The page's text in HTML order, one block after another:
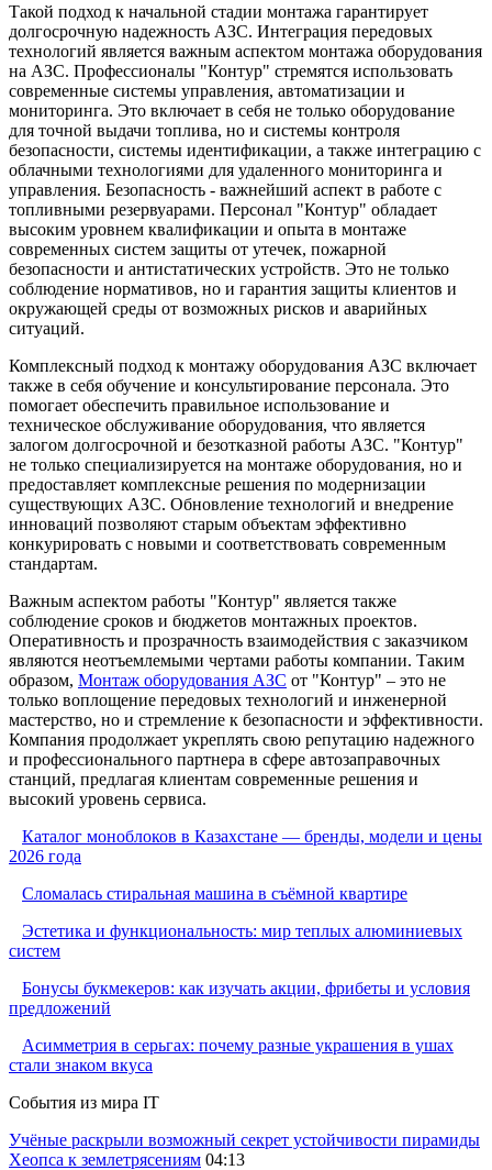
Такой подход к начальной стадии монтажа гарантирует
долгосрочную надежность АЗС. Интеграция передовых
технологий является важным аспектом монтажа оборудования
на АЗС. Профессионалы "Контур" стремятся использовать
современные системы управления, автоматизации и
мониторинга. Это включает в себя не только оборудование
для точной выдачи топлива, но и системы контроля
безопасности, системы идентификации, а также интеграцию с
облачными технологиями для удаленного мониторинга и
управления. Безопасность - важнейший аспект в работе с
топливными резервуарами. Персонал "Контур" обладает
высоким уровнем квалификации и опыта в монтаже
современных систем защиты от утечек, пожарной
безопасности и антистатических устройств. Это не только
соблюдение нормативов, но и гарантия защиты клиентов и
окружающей среды от возможных рисков и аварийных
ситуаций.
Комплексный подход к монтажу оборудования АЗС включает
также в себя обучение и консультирование персонала. Это
помогает обеспечить правильное использование и
техническое обслуживание оборудования, что является
залогом долгосрочной и безотказной работы АЗС. "Контур"
не только специализируется на монтаже оборудования, но и
предоставляет комплексные решения по модернизации
существующих АЗС. Обновление технологий и внедрение
инноваций позволяют старым объектам эффективно
конкурировать с новыми и соответствовать современным
стандартам.
Важным аспектом работы "Контур" является также
соблюдение сроков и бюджетов монтажных проектов.
Оперативность и прозрачность взаимодействия с заказчиком
являются неотъемлемыми чертами работы компании. Таким
образом, Монтаж оборудования АЗС от "Контур" – это не
только воплощение передовых технологий и инженерной
мастерство, но и стремление к безопасности и эффективности.
Компания продолжает укреплять свою репутацию надежного
и профессионального партнера в сфере автозаправочных
станций, предлагая клиентам современные решения и
высокий уровень сервиса.
Каталог моноблоков в Казахстане — бренды, модели и цены
2026 года
Сломалась стиральная машина в съёмной квартире
Эстетика и функциональность: мир теплых алюминиевых
систем
Бонусы букмекеров: как изучать акции, фрибеты и условия
предложений
Асимметрия в серьгах: почему разные украшения в ушах
стали знаком вкуса
События из мира IT
Учёные раскрыли возможный секрет устойчивости пирамиды
Хеопса к землетрясениям 04:13